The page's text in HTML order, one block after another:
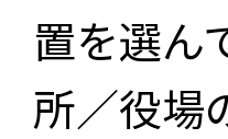
置を選ん
所／役場